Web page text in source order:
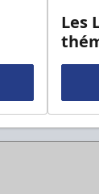
Les